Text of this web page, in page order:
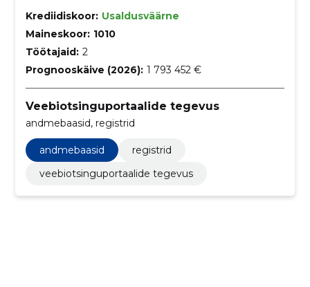
Krediidiskoor: Usaldusväärne
Maineskoor: 1010
Töötajaid: 2
Prognooskäive (2026): 1 793 452 €
Veebiotsinguportaalide tegevus
andmebaasid, registrid
andmebaasid
registrid
veebiotsinguportaalide tegevus